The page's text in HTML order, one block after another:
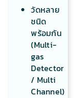
วัดหลาย
ชนิด
พร้อมกัน
(Multi-
gas
Detector
/ Multi
Channel)